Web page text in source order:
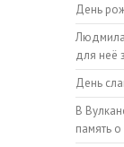
День
Людмила
для неё
День
В
память